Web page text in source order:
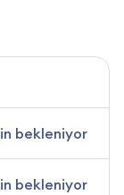
bekleniyor
bekleniyor